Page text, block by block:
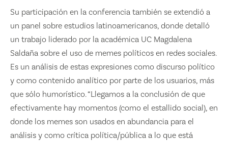
Su participación en la conferencia también se extendió a
un panel sobre estudios latinoamericanos, donde detalló
un trabajo liderado por la académica UC Magdalena
Saldaña sobre el uso de memes políticos en redes sociales.
Es un análisis de estas expresiones como discurso político
y como contenido analítico por parte de los usuarios, más
que sólo humorístico. “Llegamos a la conclusión de que
efectivamente hay momentos (como el estallido social), en
donde los memes son usados en abundancia para el
análisis y como crítica política/pública a lo que está